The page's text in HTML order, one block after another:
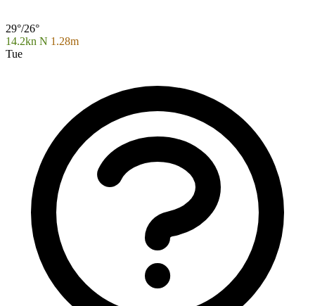
29°/26°
14.2kn N 1.28m
Tue